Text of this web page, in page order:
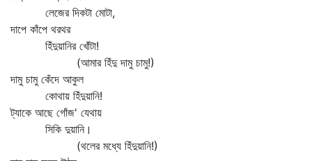
লেজের দিকটা মোটা,
দাপে কাঁপে থরথর
হিঁদুয়ানির খোঁটা!
(আমার হিঁদু দামু চামু!)
দামু চামু কেঁদে আকুল
কোথায় হিঁদুয়ানি!
ট্যাকে আছে গোঁজ' যেথায়
সিকি দুয়ানি।
(থলের মধ্যে হিঁদুয়ানি!)